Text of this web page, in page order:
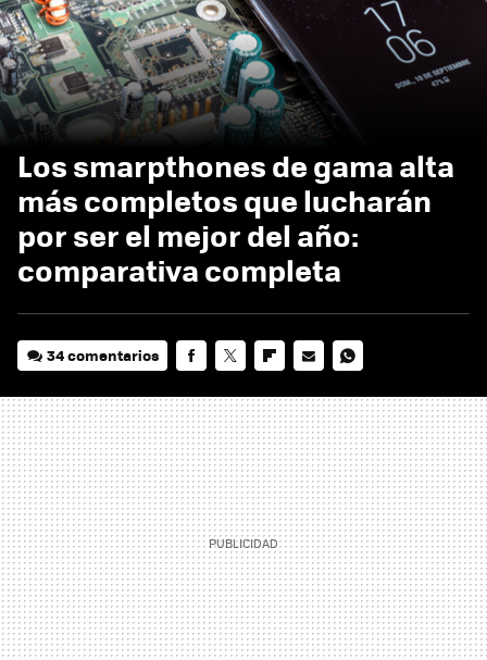
Los smarpthones de gama alta
más completos que lucharán
por ser el mejor del año:
comparativa completa
34 comentarios
MAIL